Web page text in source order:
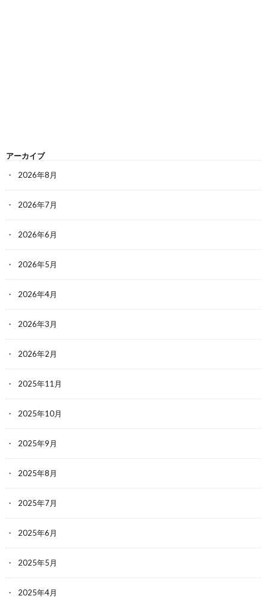
アーカイブ
2026年8月
2026年7月
2026年6月
2026年5月
2026年4月
2026年3月
2026年2月
2025年11月
2025年10月
2025年9月
2025年8月
2025年7月
2025年6月
2025年5月
2025年4月